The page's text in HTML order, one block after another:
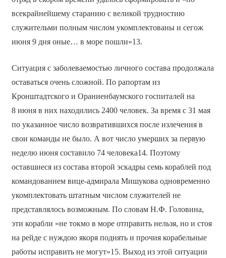
всекрайнейшему старанию с великой трудностию
служительми полным числом укомплектованы и сегож
июня 9 дня оные… в море пошли»13.
Ситуация с заболеваемостью личного состава продолжала
оставаться очень сложной. По рапортам из
Кронштадтского и Ораниенбаумского госпиталей на
8 июня в них находились 2400 человек. За время с 31 мая
по указанное число возвратившихся после излечения в
свои команды не было. А вот число умерших за первую
неделю июня составило 74 человека14. Поэтому
оставшиеся из состава второй эскадры семь кораблей под
командованием вице-адмирала Мишукова одновременно
укомплектовать штатным числом служителей не
представлялось возможным. По словам Н.Ф. Головина,
эти корабли «не токмо в море отправить нельзя, но и стоя
на рейде с нуждою якоря поднять и прочия корабельные
работы исправить не могут»15. Выход из этой ситуации